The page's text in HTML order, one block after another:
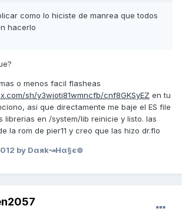
como lo hiciste de manrea que todos
hacerlo
o menos facil flasheas
sh/y3wjoti81wmncfb/cnf8GKSyEZ en tu
asi que directamente me baje el ES file
librerias en /system/lib reinicie y listo. las
la rom de pier11 y creo que las hizo dr.flo
by Dαяk↝Hα§є⊚